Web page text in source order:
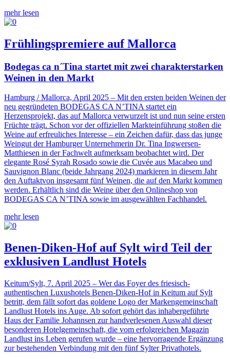
mehr lesen
Frühlingspremiere auf Mallorca
Bodegas ca n´Tina startet mit zwei charakterstarken
Weinen in den Markt
Hamburg / Mallorca, April 2025 – Mit den ersten beiden Weinen der
neu gegründeten BODEGAS CA N’TINA startet ein
Herzensprojekt, das auf Mallorca verwurzelt ist und nun seine ersten
Früchte trägt. Schon vor der offiziellen Markteinführung stoßen die
Weine auf erfreuliches Interesse – ein Zeichen dafür, dass das junge
Weingut der Hamburger Unternehmerin Dr. Tina Ingwersen-
Matthiesen in der Fachwelt aufmerksam beobachtet wird. Der
elegante Rosé Syrah Rosado sowie die Cuvée aus Macabeo und
Sauvignon Blanc (beide Jahrgang 2024) markieren in diesem Jahr
den Auftaktvon insgesamt fünf Weinen, die auf den Markt kommen
werden. Erhältlich sind die Weine über den Onlineshop von
BODEGAS CA N’TINA sowie im ausgewählten Fachhandel.
mehr lesen
Benen-Diken-Hof auf Sylt wird Teil der
exklusiven Landlust Hotels
Keitum/Sylt, 7. April 2025 – Wer das Foyer des friesisch-
authentischen Luxushotels Benen-Diken-Hof in Keitum auf Sylt
betritt, dem fällt sofort das goldene Logo der Markengemeinschaft
Landlust Hotels ins Auge. Ab sofort gehört das inhabergeführte
Haus der Familie Johannsen zur handverlesenen Auswahl dieser
besonderen Hotelgemeinschaft, die vom erfolgreichen Magazin
Landlust ins Leben gerufen wurde – eine hervorragende Ergänzung
zur bestehenden Verbindung mit den fünf Sylter Privathotels.